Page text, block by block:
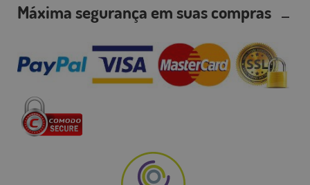
Máxima segurança em suas compras